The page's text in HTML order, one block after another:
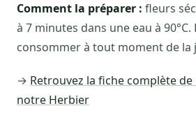
Comment la préparer : fleurs
à 7 minutes dans une eau à 90°C.
consommer à tout moment de la
→ Retrouvez la fiche complète
notre Herbier